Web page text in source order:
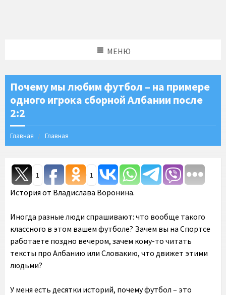
МЕНЮ
Почему мы любим футбол – на примере
одного игрока сборной Албании после
2:2
Главная Главная
1 1
История от Владислава Воронина.
Иногда разные люди спрашивают: что вообще такого
классного в этом вашем футболе? Зачем вы на Спортсе
работаете поздно вечером, зачем кому-то читать
тексты про Албанию или Словакию, что движет этими
людьми?
У меня есть десятки историй, почему футбол – это